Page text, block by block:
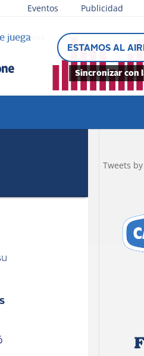
Eventos Publicidad
juega
ESTAMOS AL
Sincronizar con
Tweets